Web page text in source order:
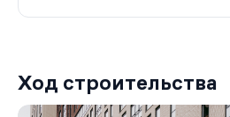
Ход строительства